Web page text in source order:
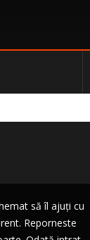
să îl ajuți cu
Reporneste